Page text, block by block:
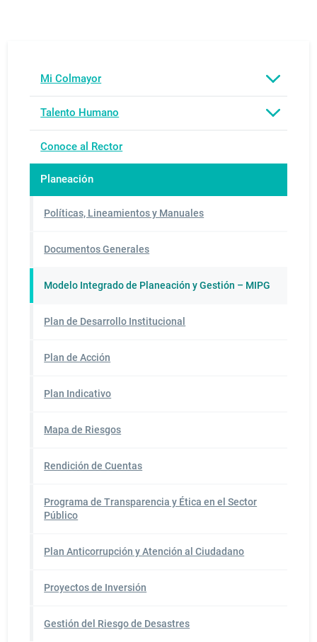
Mi Colmayor
Talento Humano
Conoce al Rector
Planeación
Políticas, Lineamientos y Manuales
Documentos Generales
Modelo Integrado de Planeación y Gestión – MIPG
Plan de Desarrollo Institucional
Plan de Acción
Plan Indicativo
Mapa de Riesgos
Rendición de Cuentas
Programa de Transparencia y Ética en el Sector
Público
Plan Anticorrupción y Atención al Ciudadano
Proyectos de Inversión
Gestión del Riesgo de Desastres